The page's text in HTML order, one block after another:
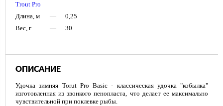
Trout Pro
Длина, м
—
0,25
Вес, г
— 30
ОПИСАНИЕ
Удочка зимняя Torut Pro Basic - классическая удочка "кобылка"
изготовленная из звонкого пенопласта, что делает ее максимально
чувствительной при поклевке рыбы.